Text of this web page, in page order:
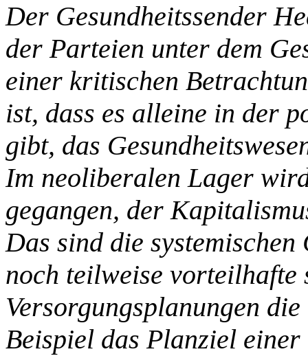
Der Gesundheitssender
der Parteien unter dem
einer kritischen
ist, dass es alleine in der
gibt, das
Im neoliberalen Lager
gegangen, der
Das sind die
noch teilweise vorteilhafte
Versorgungsplanungen
Beispiel das Planziel